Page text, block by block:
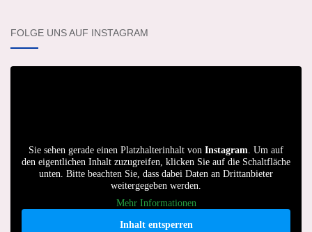
FOLGE UNS AUF INSTAGRAM
Sie sehen gerade einen Platzhalterinhalt von Instagram . Um auf
den eigentlichen Inhalt zuzugreifen, klicken Sie auf die Schaltfläche
unten. Bitte beachten Sie, dass dabei Daten an Drittanbieter
weitergegeben werden.
Mehr Informationen
Inhalt entsperren